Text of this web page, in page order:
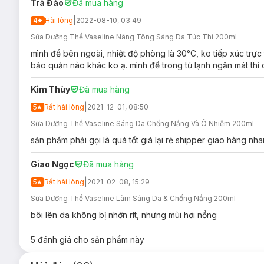
Ưu thế nổi bật của Sữa Dưỡng Thể Vaseline Ngăn
Phức hợpPro-retinol kích thích da sản sinh Collagen.
Hoạt chấtAHAcải thiện nếp nhăn mới hình thành.
Niacinamidekết hợp với Vitamin B3 & E dưỡng da
Giọt Vaseline Jellysiêu nhỏ có sức mạnh phục hổi
3. Sữa Dưỡng Thể Vaseline Sáng Da Chống
Lotion SPF 24 PA++
Sữa Dưỡng Thể Vaseline Healthy Bright Sun + Pollution
bảo vệ làn da trước tác hại của môi trường và ánh nắng mặt
E và cấp ẩm chuyên sâu với thành phần giọt Vaseline Jelly
Trà Đào Đã mua hàng
4 Hài lòng 2022-08-10, 03:49
Sữa Dưỡng Thể Vaseline Nâng Tông Sáng Da Tức Thì 200ml
mình để bên ngoài, nhiệt độ phòng là 30°C, ko tiếp xúc
bảo quản nào khác ko ạ. mình để trong tủ lạnh ngăn mát
Kim Thùy Đã mua hàng
5 Rất hài lòng 2021-12-01, 08:50
Sữa Dưỡng Thể Vaseline Sáng Da Chống Nắng Và Ô Nhiễm 200ml
sản phẩm phải gọi là quá tốt giá lại rẻ shipper giao hàng
Giao Ngọc Đã mua hàng
5 Rất hài lòng 2021-02-08, 15:29
Sữa Dưỡng Thể Vaseline Làm Sáng Da & Chống Nắng 200ml
bôi lên da không bị nhờn rít, nhưng mùi hơi nồng
5 đánh giá cho sản phẩm này